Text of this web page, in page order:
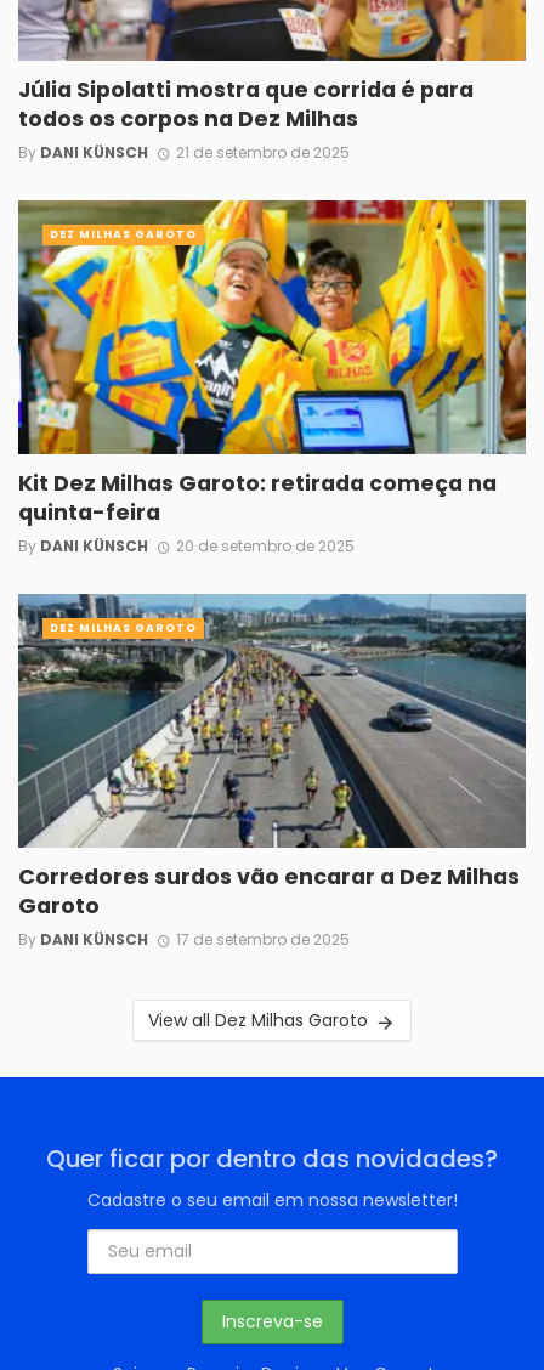
Júlia Sipolatti mostra que corrida é para
todos os corpos na Dez Milhas
By DANI KÜNSCH 21 de setembro de 2025
Kit Dez Milhas Garoto: retirada começa na
quinta-feira
By DANI KÜNSCH 20 de setembro de 2025
DEZ MILHAS GAROTO
Corredores surdos vão encarar a Dez Milhas
Garoto
By DANI KÜNSCH 17 de setembro de 2025
DEZ MILHAS GAROTO
View all Dez Milhas Garoto
Quer ficar por dentro das novidades?
Cadastre o seu email em nossa newsletter!